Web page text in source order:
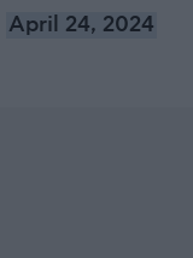
April 24, 2024